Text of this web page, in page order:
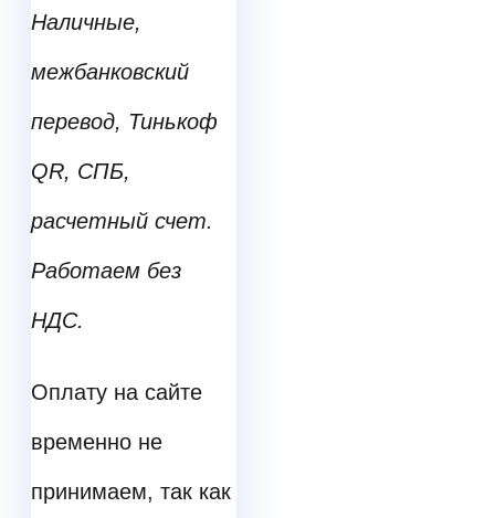
Наличные,
межбанковский
перевод, Тинькоф
QR, СПБ,
расчетный счет.
Работаем без
НДС.
Оплату на сайте
временно не
принимаем, так как